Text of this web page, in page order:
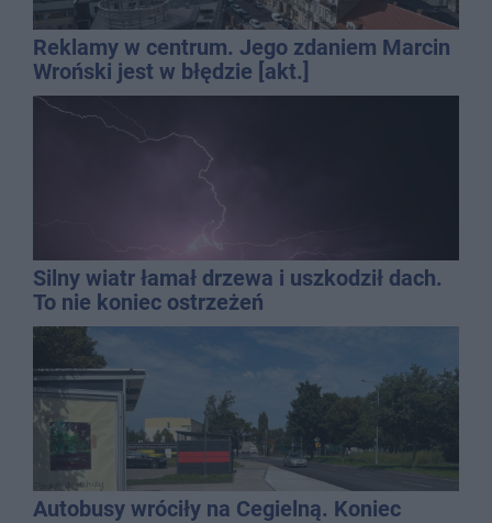
Reklamy w centrum. Jego zdaniem Marcin
Wroński jest w błędzie [akt.]
Silny wiatr łamał drzewa i uszkodził dach.
To nie koniec ostrzeżeń
Autobusy wróciły na Cegielną. Koniec